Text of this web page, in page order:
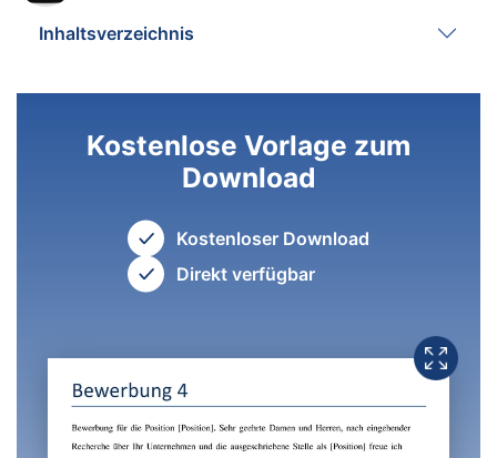
Inhaltsverzeichnis
Kostenlose Vorlage zum
Download
Kostenloser Download
Direkt verfügbar